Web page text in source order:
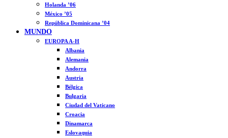
Holanda ’06
México ’05
República Dominicana ’04
MUNDO
EUROPA A-H
Albania
Alemania
Andorra
Austria
Bélgica
Bulgaria
Ciudad del Vaticano
Croacia
Dinamarca
Eslovaquia